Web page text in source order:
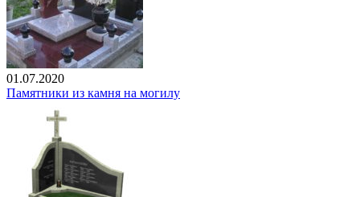
01.07.2020
Памятники из камня на могилу